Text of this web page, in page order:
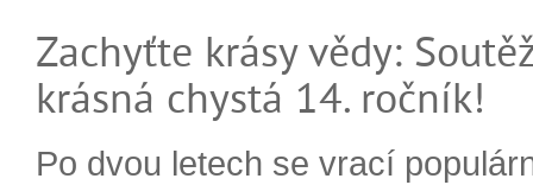
Zachyťte krásy vědy:
krásná chystá 14. ročník!
Po dvou letech se vrací